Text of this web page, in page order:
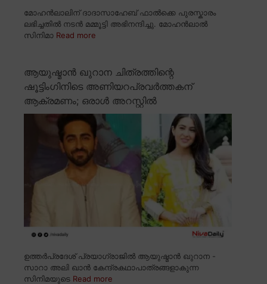
മോഹൻലാലിന് ദാദാസാഹേബ് ഫാൽക്കെ പുരസ്കാരം
ലഭിച്ചതിൽ നടൻ മമ്മൂട്ടി അഭിനന്ദിച്ചു. മോഹൻലാൽ
സിനിമാ Read more
ആയുഷ്മാൻ ഖുറാന ചിത്രത്തിന്റെ
ഷൂട്ടിംഗിനിടെ അണിയറപ്രവർത്തകന്
ആക്രമണം; ഒരാൾ അറസ്റ്റിൽ
ഉത്തർപ്രദേശ് പ്രയാഗ്രാജിൽ ആയുഷ്മാൻ ഖുറാന -
സാറാ അലി ഖാൻ കേന്ദ്രകഥാപാത്രങ്ങളാകുന്ന
സിനിമയുടെ Read more